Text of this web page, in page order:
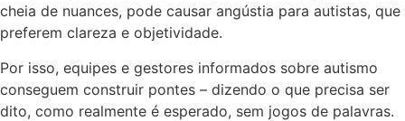
cheia de nuances, pode causar angústia para autistas, que
preferem clareza e objetividade.
Por isso, equipes e gestores informados sobre autismo
conseguem construir pontes – dizendo o que precisa ser
dito, como realmente é esperado, sem jogos de palavras.